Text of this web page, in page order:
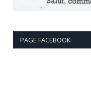
PAGE FACEBOOK